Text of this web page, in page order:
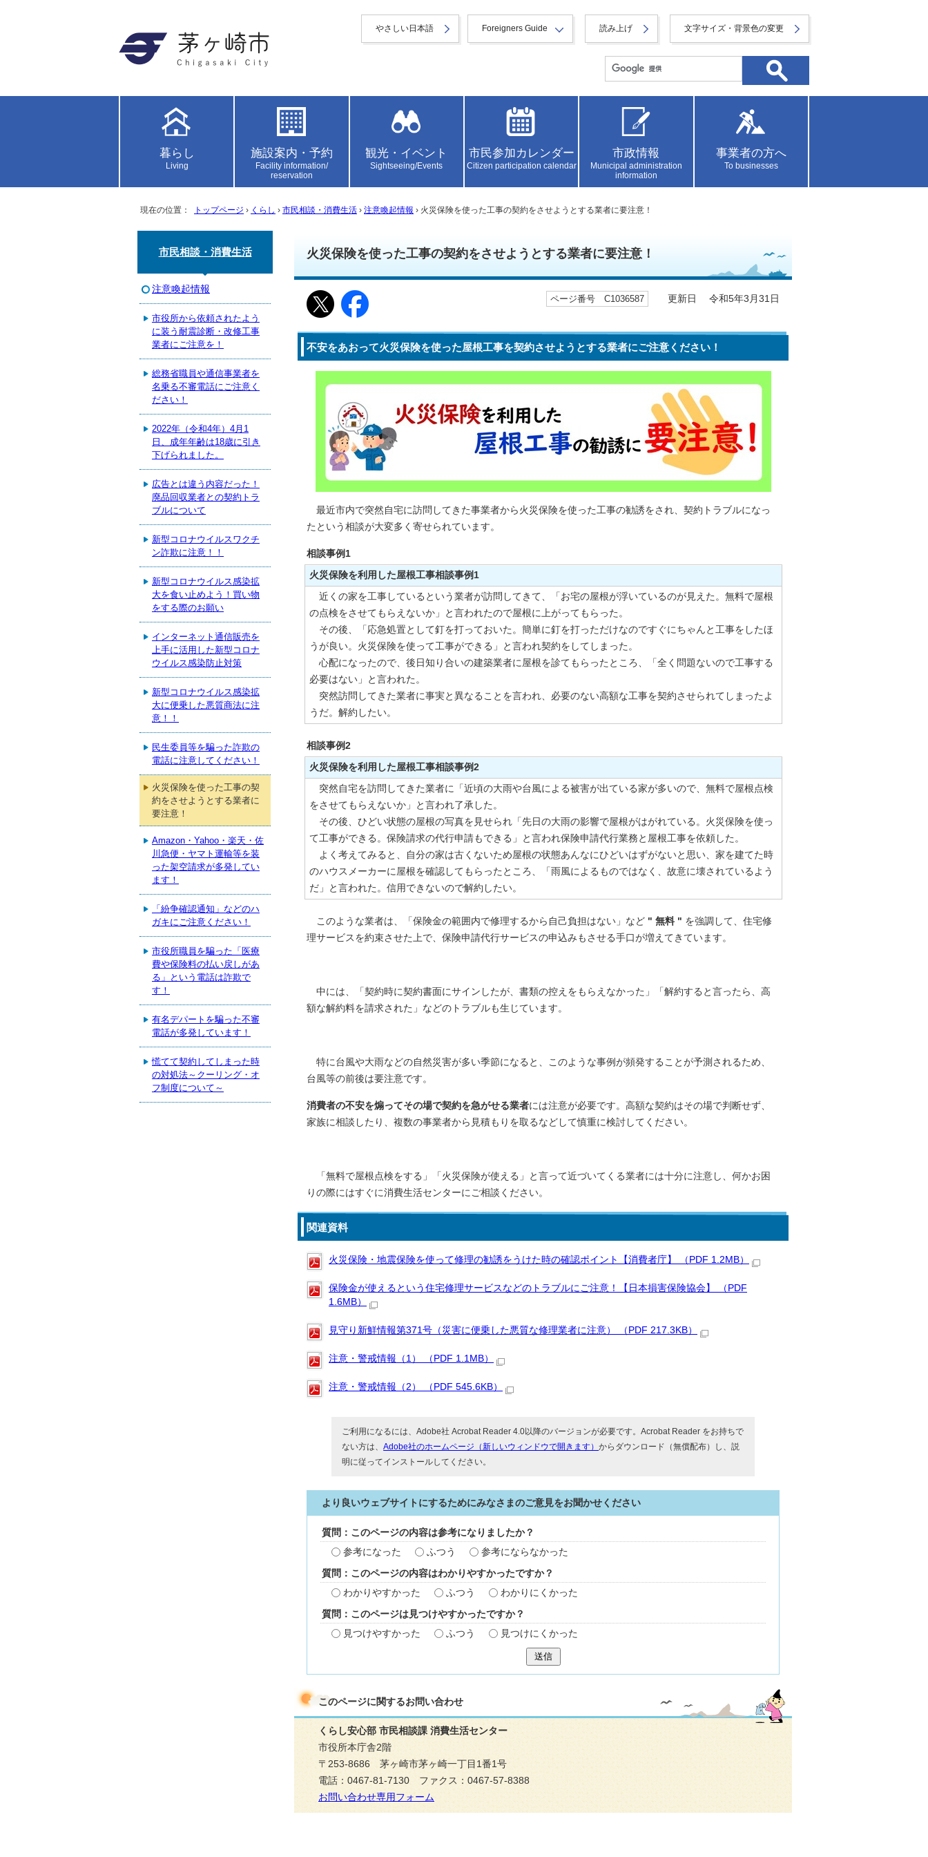
やさしい日本語 Foreigners Guide 読み上げ 文字サイズ・背景色の変更
暮らし
Living
施設案内・予約
Facility information/
reservation
観光・イベント
Sightseeing/Events
市民参加カレンダー
Citizen participation calendar
市政情報
Municipal administration
information
事業者の方へ
To businesses
現在の位置： トップページ › くらし › 市民相談・消費生活 › 注意喚起情報 › 火災保険を使った工事の契約をさせようとする業者に要注意！
火災保険を使った工事の契約をさせようとする業者に要注意！
ページ番号 C1036587 更新日 令和5年3月31日
不安をあおって火災保険を使った屋根工事を契約させようとする業者にご注意ください！
最近市内で突然自宅に訪問してきた事業者から火災保険を使った工事の勧誘をされ、契約トラブルになっ
たという相談が大変多く寄せられています。
相談事例1
火災保険を利用した屋根工事相談事例1
近くの家を工事しているという業者が訪問してきて、「お宅の屋根が浮いているのが見えた。無料で屋根
の点検をさせてもらえないか」と言われたので屋根に上がってもらった。
その後、「応急処置として釘を打っておいた。簡単に釘を打っただけなのですぐにちゃんと工事をしたほ
うが良い。火災保険を使って工事ができる」と言われ契約をしてしまった。
心配になったので、後日知り合いの建築業者に屋根を診てもらったところ、「全く問題ないので工事する
必要はない」と言われた。
突然訪問してきた業者に事実と異なることを言われ、必要のない高額な工事を契約させられてしまったよ
うだ。解約したい。
相談事例2
火災保険を利用した屋根工事相談事例2
突然自宅を訪問してきた業者に「近頃の大雨や台風による被害が出ている家が多いので、無料で屋根点検
をさせてもらえないか」と言われ了承した。
その後、ひどい状態の屋根の写真を見せられ「先日の大雨の影響で屋根がはがれている。火災保険を使っ
て工事ができる。保険請求の代行申請もできる」と言われ保険申請代行業務と屋根工事を依頼した。
よく考えてみると、自分の家は古くないため屋根の状態あんなにひどいはずがないと思い、家を建てた時
のハウスメーカーに屋根を確認してもらったところ、「雨風によるものではなく、故意に壊されているよう
だ」と言われた。信用できないので解約したい。
このような業者は、「保険金の範囲内で修理するから自己負担はない」など " 無料 " を強調して、住宅修
理サービスを約束させた上で、保険申請代行サービスの申込みもさせる手口が増えてきています。
中には、「契約時に契約書面にサインしたが、書類の控えをもらえなかった」「解約すると言ったら、高
額な解約料を請求された」などのトラブルも生じています。
特に台風や大雨などの自然災害が多い季節になると、このような事例が頻発することが予測されるため、
台風等の前後は要注意です。
消費者の不安を煽ってその場で契約を急がせる業者には注意が必要です。高額な契約はその場で判断せず、
家族に相談したり、複数の事業者から見積もりを取るなどして慎重に検討してください。
「無料で屋根点検をする」「火災保険が使える」と言って近づいてくる業者には十分に注意し、何かお困
りの際にはすぐに消費生活センターにご相談ください。
関連資料
火災保険・地震保険を使って修理の勧誘をうけた時の確認ポイント【消費者庁】 （PDF 1.2MB）
保険金が使えるという住宅修理サービスなどのトラブルにご注意！【日本損害保険協会】 （PDF
1.6MB）
見守り新鮮情報第371号（災害に便乗した悪質な修理業者に注意） （PDF 217.3KB）
注意・警戒情報（1） （PDF 1.1MB）
注意・警戒情報（2） （PDF 545.6KB）
ご利用になるには、Adobe社 Acrobat Reader 4.0以降のバージョンが必要です。Acrobat Reader をお持ちで
ない方は、Adobe社のホームページ（新しいウィンドウで開きます）からダウンロード（無償配布）し、説
明に従ってインストールしてください。
より良いウェブサイトにするためにみなさまのご意見をお聞かせください
質問：このページの内容は参考になりましたか？
参考になった
ふつう 参考にならなかった
質問：このページの内容はわかりやすかったですか？
わかりやすかった
ふつう わかりにくかった
質問：このページは見つけやすかったですか？
見つけやすかった
ふつう 見つけにくかった
送信
このページに関するお問い合わせ
くらし安心部 市民相談課 消費生活センター
市役所本庁舎2階
〒253-8686 茅ヶ崎市茅ヶ崎一丁目1番1号
電話：0467-81-7130 ファクス：0467-57-8388
お問い合わせ専用フォーム
市民相談・消費生活
注意喚起情報
市役所から依頼されたよう
に装う耐震診断・改修工事
業者にご注意を！
総務省職員や通信事業者を
名乗る不審電話にご注意く
ださい！
2022年（令和4年）4月1
日、成年年齢は18歳に引き
下げられました。
広告とは違う内容だった！
廃品回収業者との契約トラ
ブルについて
新型コロナウイルスワクチ
ン詐欺に注意！！
新型コロナウイルス感染拡
大を食い止めよう！買い物
をする際のお願い
インターネット通信販売を
上手に活用した新型コロナ
ウイルス感染防止対策
新型コロナウイルス感染拡
大に便乗した悪質商法に注
意！！
民生委員等を騙った詐欺の
電話に注意してください！
火災保険を使った工事の契
約をさせようとする業者に
要注意！
Amazon・Yahoo・楽天・佐
川急便・ヤマト運輸等を装
った架空請求が多発してい
ます！
「紛争確認通知」などのハ
ガキにご注意ください！
市役所職員を騙った「医療
費や保険料の払い戻しがあ
る」という電話は詐欺で
す！
有名デパートを騙った不審
電話が多発しています！
慌てて契約してしまった時
の対処法～クーリング・オ
フ制度について～